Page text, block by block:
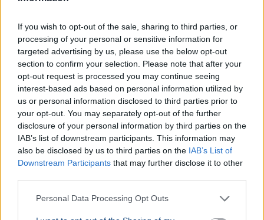
If you wish to opt-out of the sale, sharing to third parties, or
processing of your personal or sensitive information for
targeted advertising by us, please use the below opt-out
section to confirm your selection. Please note that after your
opt-out request is processed you may continue seeing
interest-based ads based on personal information utilized by
us or personal information disclosed to third parties prior to
your opt-out. You may separately opt-out of the further
disclosure of your personal information by third parties on the
IAB’s list of downstream participants. This information may
also be disclosed by us to third parties on the IAB’s List of
Downstream Participants that may further disclose it to other
Personal Data Processing Opt Outs
Magyarország Bűncselekmény Rendőrség Csalás Arany
Rendőrnek és ügyvédnek kiadva magukat csaltak ki 2,5
millió forintot és ékszereket egy dunaföldvári nőtől, aki
azt hitte, fia balesetet okozott.Bővebben...
BELFÖLD 2026. augusztus 6.
Ittas vezetés miatt idézték be, majd ismét